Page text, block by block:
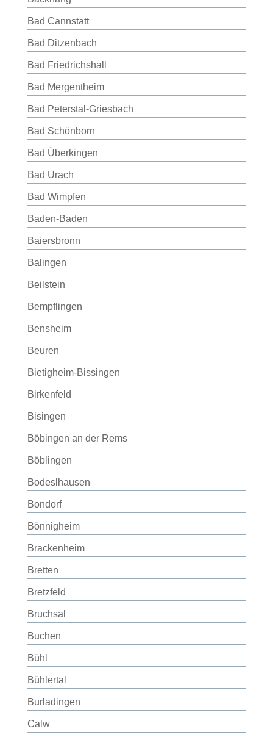
Bad Cannstatt
Bad Ditzenbach
Bad Friedrichshall
Bad Mergentheim
Bad Peterstal-Griesbach
Bad Schönborn
Bad Überkingen
Bad Urach
Bad Wimpfen
Baden-Baden
Baiersbronn
Balingen
Beilstein
Bempflingen
Bensheim
Beuren
Bietigheim-Bissingen
Birkenfeld
Bisingen
Böbingen an der Rems
Böblingen
Bodeslhausen
Bondorf
Bönnigheim
Brackenheim
Bretten
Bretzfeld
Bruchsal
Buchen
Bühl
Bühlertal
Burladingen
Calw